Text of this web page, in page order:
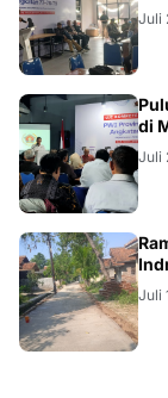
Juli
di
Juli
LOKAL
Juli